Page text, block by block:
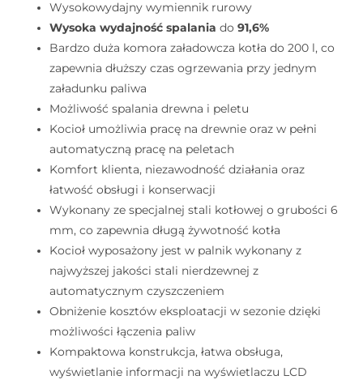
Wysokowydajny wymiennik rurowy
Wysoka wydajność spalania do91,6%
Bardzo duża komora załadowcza kotła do 200 l, co
zapewnia dłuższy czas ogrzewania przy jednym
załadunku paliwa
Możliwość spalania drewna i peletu
Kocioł umożliwia pracę na drewnie oraz w pełni
automatyczną pracę na peletach
Komfort klienta, niezawodność działania oraz
łatwość obsługi i konserwacji
Wykonany ze specjalnej stali kotłowej o grubości 6
mm, co zapewnia długą żywotność kotła
Kocioł wyposażony jest w palnik wykonany z
najwyższej jakości stali nierdzewnej z
automatycznym czyszczeniem
Obniżenie kosztów eksploatacji w sezonie dzięki
możliwości łączenia paliw
Kompaktowa konstrukcja, łatwa obsługa,
wyświetlanie informacji na wyświetlaczu LCD